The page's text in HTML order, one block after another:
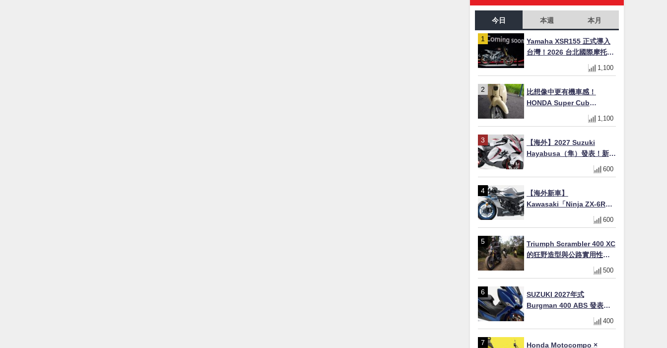
今日 本週 本月
Yamaha XSR155 正式導入
台灣！2026 台北國際摩托車
展亮相，70 週年紀念版
YZF-R 系列限量追加販售
1,100
比想像中更有機車感！
HONDA Super Cub
110【Webike愛車精選】
1,100
【海外】2027 Suzuki
Hayabusa（隼）發表！新增
Special Edition 特仕版，全
新珍珠白塗裝與專屬配備登
600
【海外新車】
Kawasaki「Ninja ZX-6R」
2027年式北美發表！636cc
四缸×銀河銀/暮光藍新色
美元起
600
Triumph Scrambler 400 XC
的狂野造型與公路實用性的
500
SUZUKI 2027年式
Burgman 400 ABS 發表！
8/18日本上市、支援E10汽油
售價98萬100日圓
400
Honda Motocompo ×